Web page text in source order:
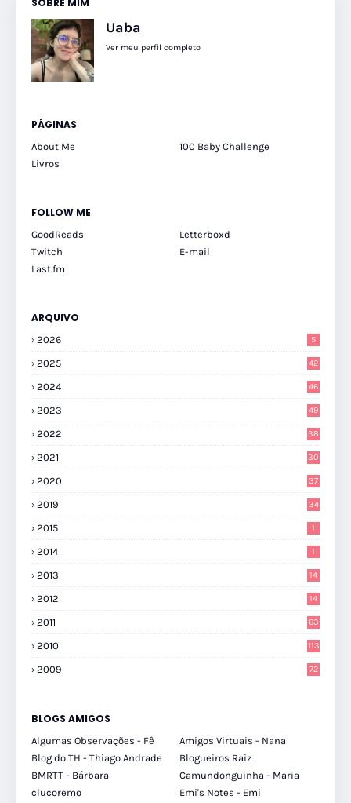
SOBRE MIM
Uaba
Ver meu perfil completo
PÁGINAS
About Me
100 Baby Challenge
Livros
FOLLOW ME
GoodReads
Letterboxd
Twitch
E-mail
Last.fm
ARQUIVO
2026 5
2025 42
2024 46
2023 49
2022 38
2021 30
2020 37
2019 34
2015 1
2014 1
2013 14
2012 14
2011 63
2010 113
2009 72
BLOGS AMIGOS
Algumas Observações - Fê
Amigos Virtuais - Nana
Blog do TH - Thiago Andrade
Blogueiros Raiz
BMRTT - Bárbara
Camundonguinha - Maria
clucoremo
Emi's Notes - Emi